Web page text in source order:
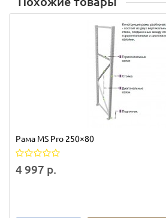
Рама MS Pro 250×80
4 997 р.